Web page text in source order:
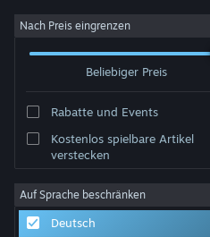
Anmelden
Info
Support
Nach Preis eingrenzen
Beliebiger Preis
Rabatte und Events
Kostenlos spielbare Artikel
verstecken
Auf Sprache beschränken
Deutsch
Entwickler: Pawika Khampawong
Sortieren nach Relevanz